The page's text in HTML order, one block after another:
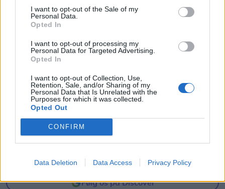
I want to opt-out of the Sale of my
Personal Data.
Opted In
I want to opt-out of processing my
Personal Data for Targeted Advertising.
Opted In
I want to opt-out of Collection, Use,
Retention, Sale, and/or Sharing of my
Personal Data that Is Unrelated with the
Purposes for which it was collected.
Opted Out
CONFIRM
Data Deletion Data Access Privacy Policy
Shopping
Populær spilbutik åbner i Aalborg
Storcenter
Simon Jensen
Følg os på Discover